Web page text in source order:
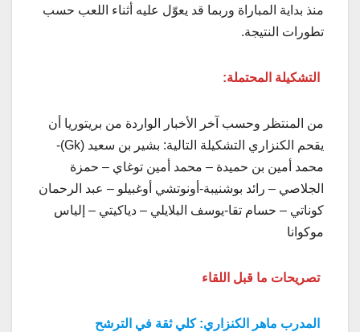
منذ بداية المباراة وربما قد يعوّل عليه أثناء اللعب حسب
تطورات النتيجة.
التشكيلة المحتملة:
من المنتظر وحسب آخر الأخبار الواردة من بريتوريا أن
يقحم الكنزاري التشكيلة التالية: بشير بن سعيد (Gk)-
محمد أمين بن حميدة – محمد أمين توغاي – حمزة
الجلاصي – رائد بوشنيبة-أونوتشي أوغبيلو – عبد الرحمان
كوناتي – حسام تقا-يوسف البلايلي – دياكيتي – إلياس
موكوانا
تصريحات ما قبل اللقاء
المدرب ماهر الكنزاري: كلي ثقة في الترشح